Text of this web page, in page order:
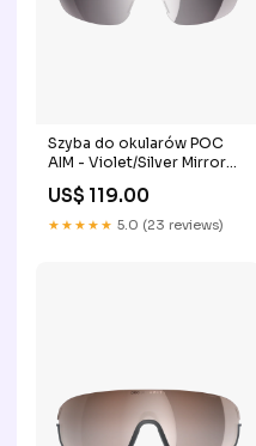
Szyba do okularów POC
AIM - Violet/Silver Mirror
ERP_ROZMIAR:ONE SIZE
US$ 119.00
★★★★★ 5.0 (23 reviews)